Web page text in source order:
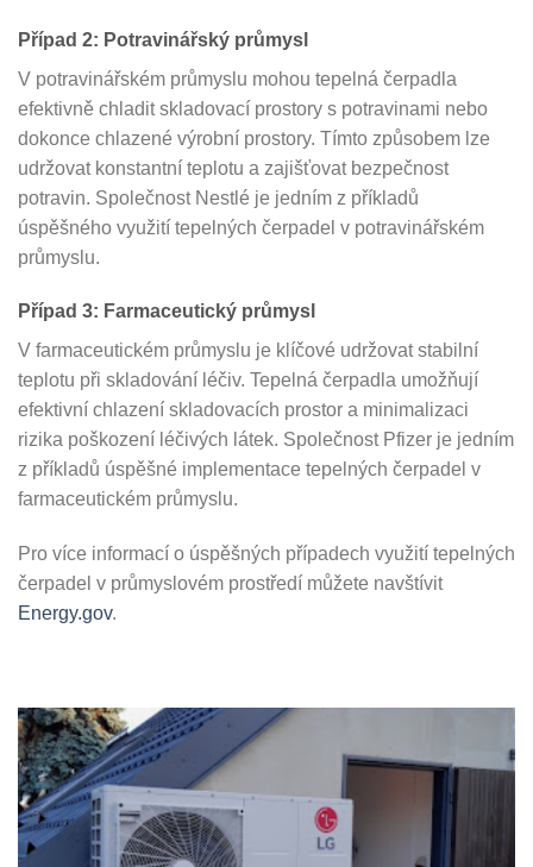
Případ 2: Potravinářský průmysl
V potravinářském průmyslu mohou tepelná čerpadla
efektivně chladit skladovací prostory s potravinami nebo
dokonce chlazené výrobní prostory. Tímto způsobem lze
udržovat konstantní teplotu a zajišťovat bezpečnost
potravin. Společnost Nestlé je jedním z příkladů
úspěšného využití tepelných čerpadel v potravinářském
průmyslu.
Případ 3: Farmaceutický průmysl
V farmaceutickém průmyslu je klíčové udržovat stabilní
teplotu při skladování léčiv. Tepelná čerpadla umožňují
efektivní chlazení skladovacích prostor a minimalizaci
rizika poškození léčivých látek. Společnost Pfizer je jedním
z příkladů úspěšné implementace tepelných čerpadel v
farmaceutickém průmyslu.
Pro více informací o úspěšných případech využití tepelných
čerpadel v průmyslovém prostředí můžete navštívit
Energy.gov.